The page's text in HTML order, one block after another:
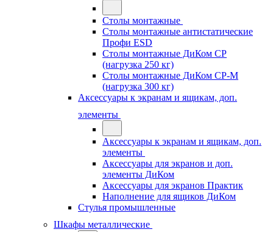
Столы монтажные
Столы монтажные антистатические
Профи ESD
Столы монтажные ДиКом СР
(нагрузка 250 кг)
Столы монтажные ДиКом СР-М
(нагрузка 300 кг)
Аксессуары к экранам и ящикам, доп.
элементы
Аксессуары к экранам и ящикам, доп.
элементы
Аксессуары для экранов и доп.
элементы ДиКом
Аксессуары для экранов Практик
Наполнение для ящиков ДиКом
Стулья промышленные
Шкафы металлические